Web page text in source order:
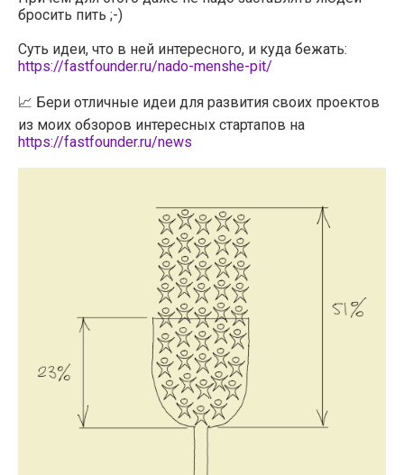
бросить пить ;-)
Суть идеи, что в ней интересного, и куда бежать:
https://fastfounder.ru/nado-menshe-pit/
📈 Бери отличные идеи для развития своих проектов
из моих обзоров интересных стартапов на
https://fastfounder.ru/news